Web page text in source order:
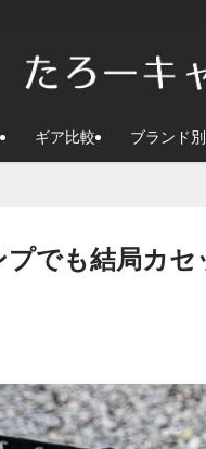
ギア比較 ブランド
プでも結局カ